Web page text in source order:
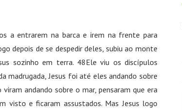
a entrarem na barca e irem na frente para
depois de se despedir deles, subiu ao monte
sozinho em terra. 48Ele viu os discípulos
madrugada, Jesus foi até eles andando sobre
andando sobre o mar, pensaram que era
visto e ficaram assustados. Mas Jesus logo